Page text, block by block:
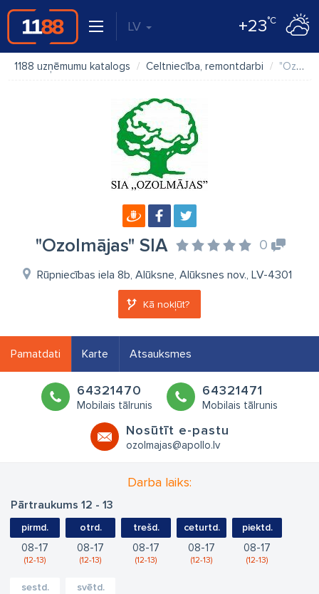
LV +23°C
1188 uzņēmumu katalogs Celtniecība, remontdarbi "Ozolmājas" SIA
"Ozolmājas" SIA 0
Rūpniecības iela 8b, Alūksne, Alūksnes nov., LV-4301
Kā nokļūt?
Pamatdati Karte Atsauksmes
64321470
Mobilais tālrunis
64321471
Mobilais tālrunis
Nosūtīt e-pastu
ozolmajas@apollo.lv
Darba laiks:
Pārtraukums 12 - 13
pirmd.
08 17
12 13
otrd.
08 17
12 13
trešd.
08 17
12 13
ceturtd.
08 17
12 13
piektd.
08 17
12 13
sestd. svētd.